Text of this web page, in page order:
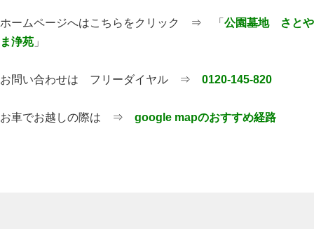
ホームページへはこちらをクリック ⇒ 「 公園墓地 さとや
ま浄苑 」
お問い合わせは フリーダイヤル ⇒ 0120-145-820
お車でお越しの際は ⇒ google mapのおすすめ経路